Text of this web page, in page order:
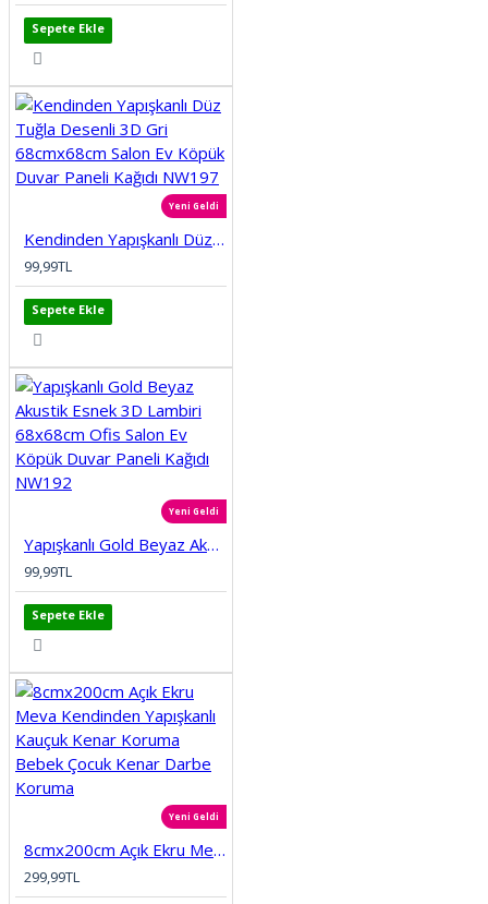
Sepete Ekle
Yeni Geldi
Kendinden Yapışkanlı Düz Tuğla Desenli 3D Gri 68cmx68cm Salon Ev Köpük Duvar Paneli Kağıdı NW197
99,99TL
Sepete Ekle
Yeni Geldi
Yapışkanlı Gold Beyaz Akustik Esnek 3D Lambiri 68x68cm Ofis Salon Ev Köpük Duvar Paneli Kağıdı NW192
99,99TL
Sepete Ekle
Yeni Geldi
8cmx200cm Açık Ekru Meva Kendinden Yapışkanlı Kauçuk Kenar Koruma Bebek Çocuk Kenar Darbe Koruma
299,99TL